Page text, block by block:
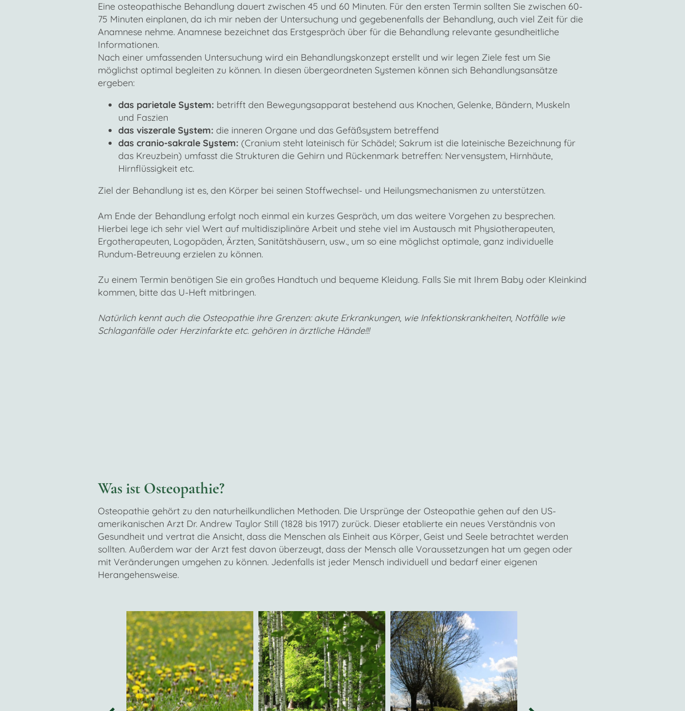
Eine osteopathische Behandlung dauert zwischen 45 und 60 Minuten. Für den ersten Termin sollten Sie zwischen 60-
75 Minuten einplanen, da ich mir neben der Untersuchung und gegebenenfalls der Behandlung, auch viel Zeit für die
Anamnese nehme. Anamnese bezeichnet das Erstgespräch über für die Behandlung relevante gesundheitliche
Informationen.
Nach einer umfassenden Untersuchung wird ein Behandlungskonzept erstellt und wir legen Ziele fest um Sie
möglichst optimal begleiten zu können. In diesen übergeordneten Systemen können sich Behandlungsansätze
ergeben:
das parietale System: betrifft den Bewegungsapparat bestehend aus Knochen, Gelenke, Bändern, Muskeln
und Faszien
das viszerale System: die inneren Organe und das Gefäßsystem betreffend
das cranio-sakrale System: (Cranium steht lateinisch für Schädel; Sakrum ist die lateinische Bezeichnung für
das Kreuzbein) umfasst die Strukturen die Gehirn und Rückenmark betreffen: Nervensystem, Hirnhäute,
Hirnflüssigkeit etc.
Ziel der Behandlung ist es, den Körper bei seinen Stoffwechsel- und Heilungsmechanismen zu unterstützen.
Am Ende der Behandlung erfolgt noch einmal ein kurzes Gespräch, um das weitere Vorgehen zu besprechen.
Hierbei lege ich sehr viel Wert auf multidisziplinäre Arbeit und stehe viel im Austausch mit Physiotherapeuten,
Ergotherapeuten, Logopäden, Ärzten, Sanitätshäusern, usw., um so eine möglichst optimale, ganz individuelle
Rundum-Betreuung erzielen zu können.
Zu einem Termin benötigen Sie ein großes Handtuch und bequeme Kleidung. Falls Sie mit Ihrem Baby oder Kleinkind
kommen, bitte das U-Heft mitbringen.
Natürlich kennt auch die Osteopathie ihre Grenzen: akute Erkrankungen, wie Infektionskrankheiten, Notfälle wie
Schlaganfälle oder Herzinfarkte etc. gehören in ärztliche Hände!!!
Was ist Osteopathie?
Osteopathie gehört zu den naturheilkundlichen Methoden. Die Ursprünge der Osteopathie gehen auf den US-
amerikanischen Arzt Dr. Andrew Taylor Still (1828 bis 1917) zurück. Dieser etablierte ein neues Verständnis von
Gesundheit und vertrat die Ansicht, dass die Menschen als Einheit aus Körper, Geist und Seele betrachtet werden
sollten. Außerdem war der Arzt fest davon überzeugt, dass der Mensch alle Voraussetzungen hat um gegen oder
mit Veränderungen umgehen zu können. Jedenfalls ist jeder Mensch individuell und bedarf einer eigenen
Herangehensweise.